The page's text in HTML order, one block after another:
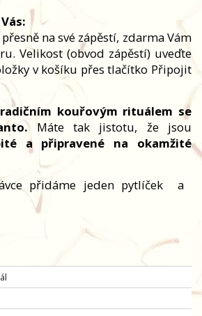
na své zápěstí, zdarma Vám
Velikost (obvod zápěstí) uveďte
v košíku přes tlačítko Připojit
kouřovým rituálem se
Máte tak jistotu, že jsou
a připravené na okamžité
přidáme jeden pytlíček
a